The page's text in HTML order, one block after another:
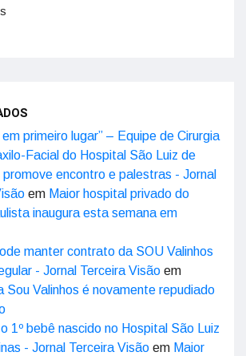
primeiro lugar” – Equipe de Cirurgia
Facial do Hospital São Luiz de
promove encontro e palestras - Jornal
em Maior hospital privado do
inaugura esta semana em
manter contrato da SOU Valinhos
- Jornal Terceira Visão em
Sou Valinhos é novamente repudiado
1º bebê nascido no Hospital São Luiz
- Jornal Terceira Visão em Maior